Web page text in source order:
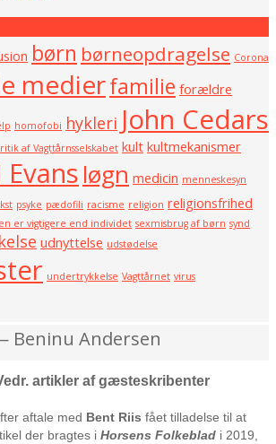
børn børneopdragelse Corona
medierfamilie forældre
homofobi hykleri John Cedars
af Vagttårnsselskabet kult kultmekanismer
løgn medicin menneskesyn
psyke pædofili racisme religion religionsfrihed
er vigtigere end individet sexmisbrug af børn synd
udnyttelse udstødelse
undertrykkelse Vagttårnet virus
Beninu Andersen
artikler af gæsteskribenter
aftale med Bent Riis fået tilladelse til at
der bragtes i Horsens Folkeblad i 2019,